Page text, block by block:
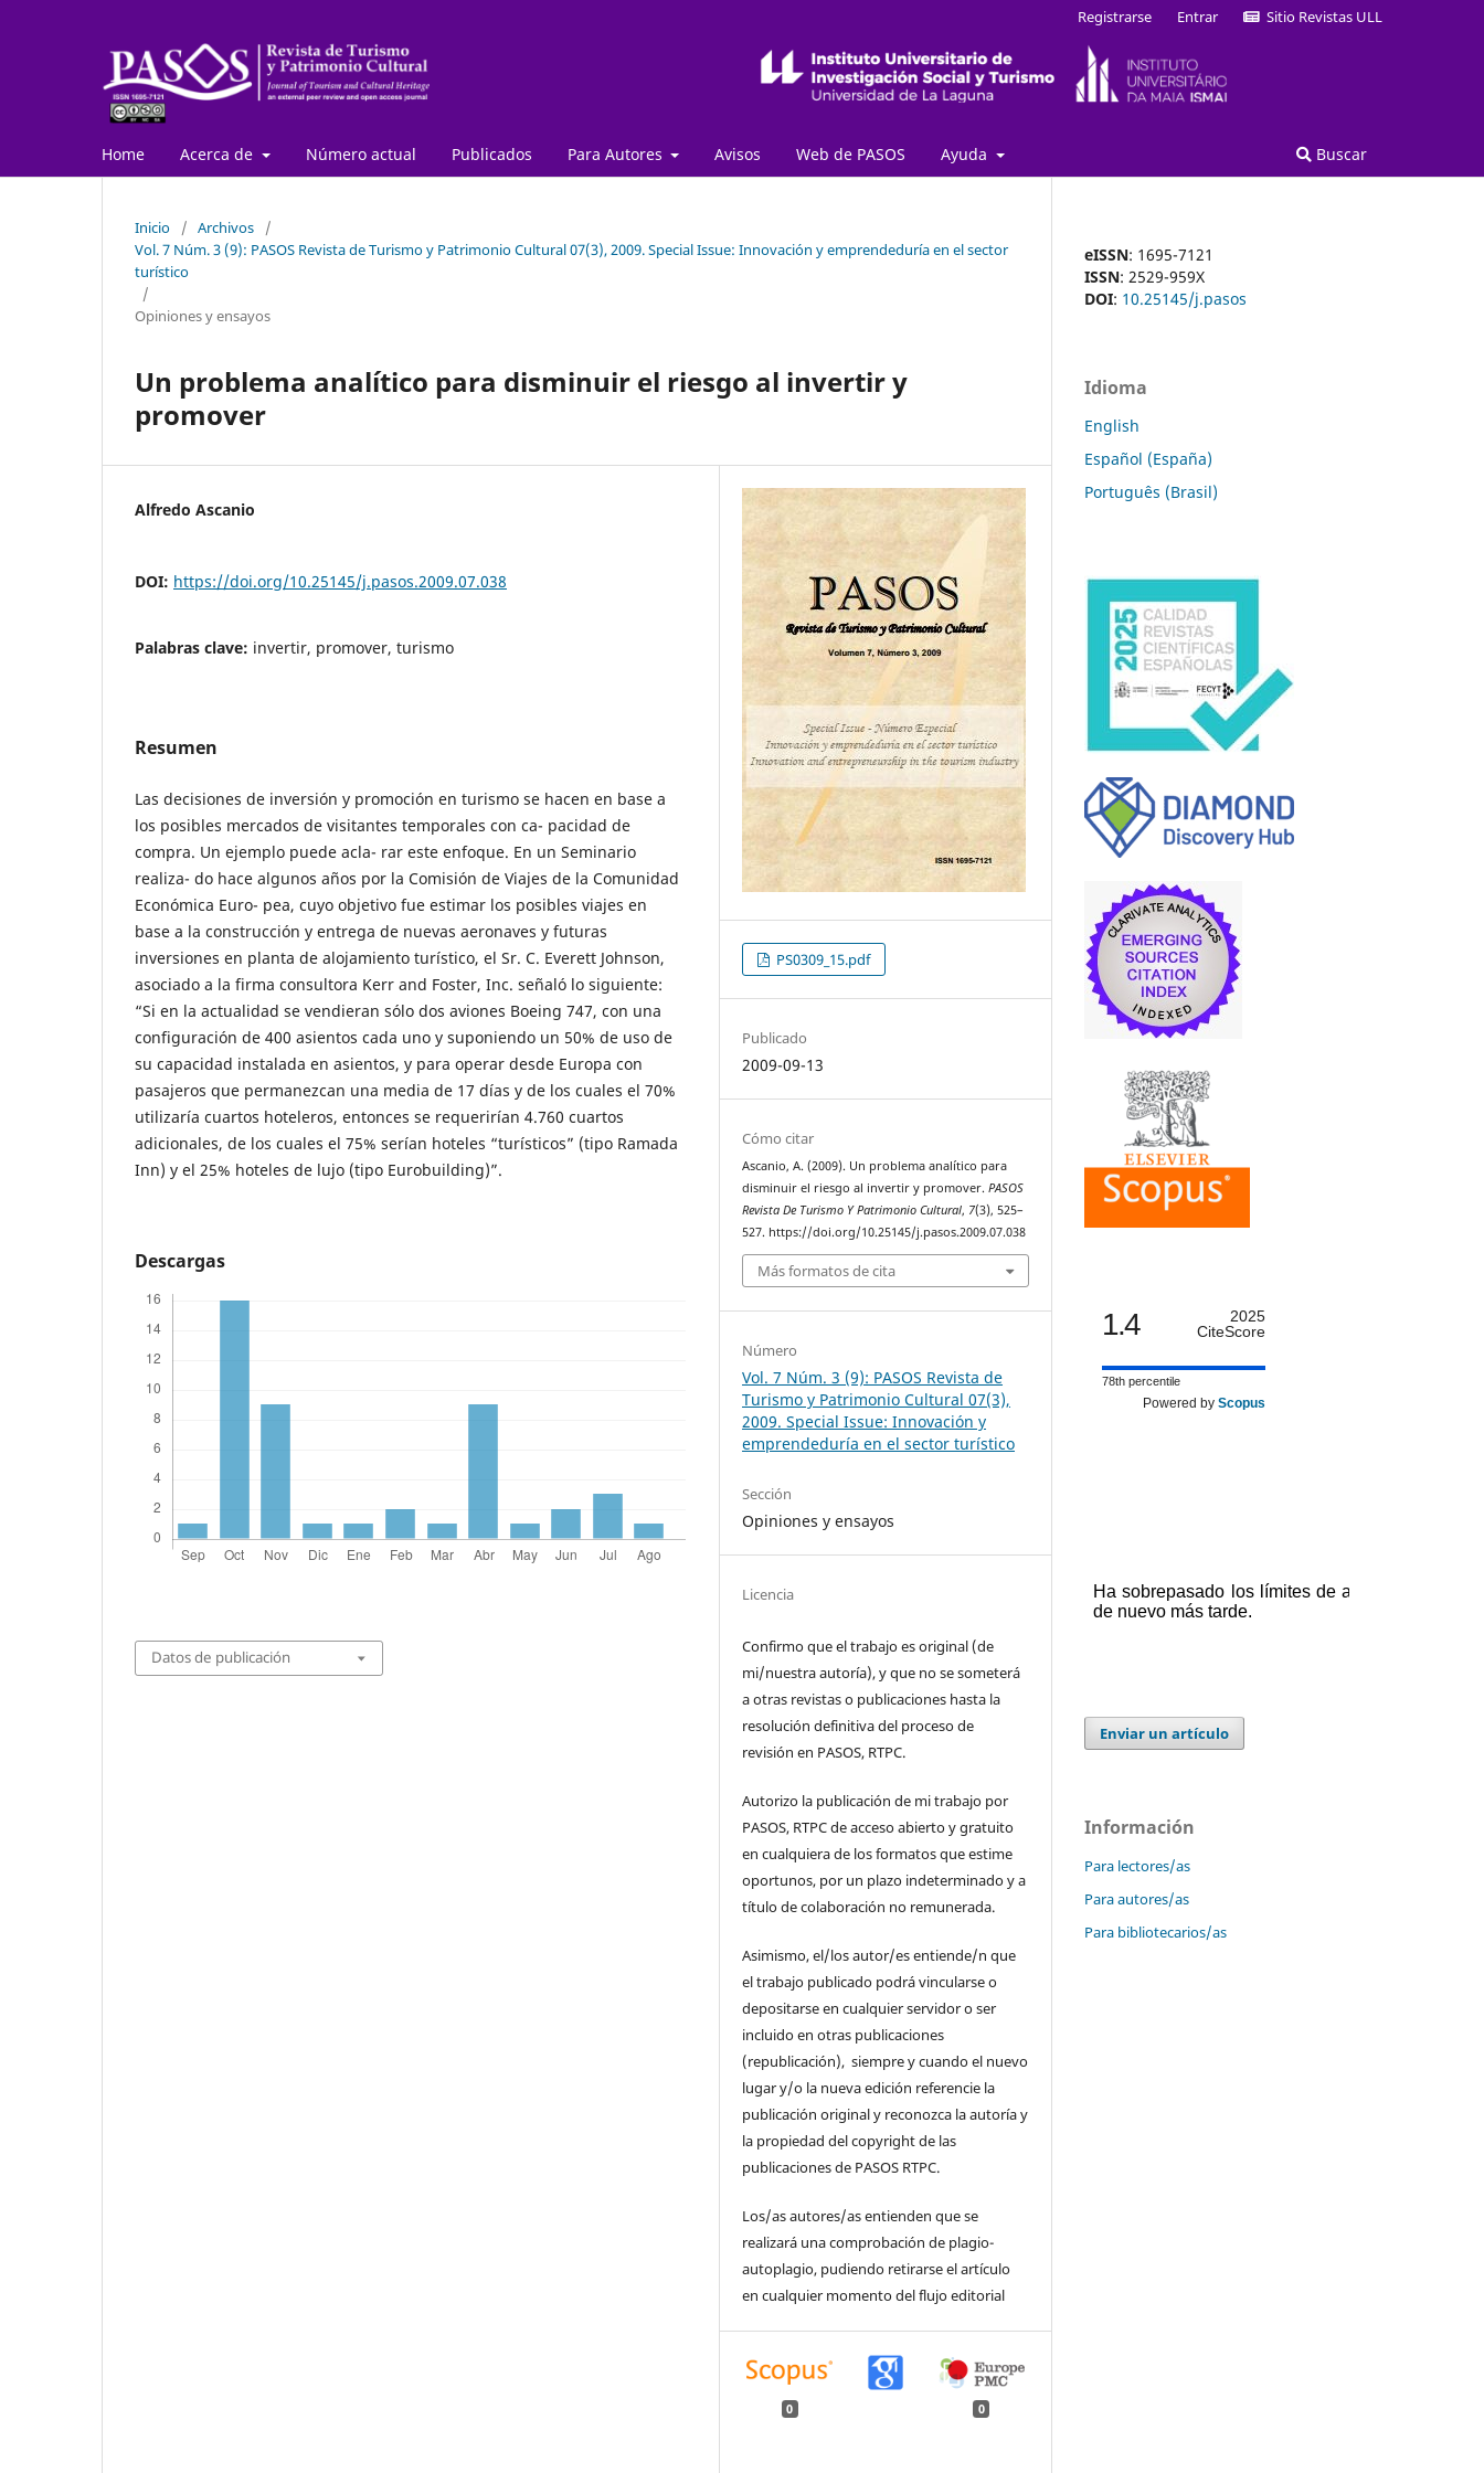
Home Acerca de Número actual Publicados Para Autores Avisos Web de PASOS Ayuda Buscar
Registrarse Entrar Sitio Revistas ULL
Inicio / Archivos
/
Vol. 7 Núm. 3 (9): PASOS Revista de Turismo y Patrimonio Cultural 07(3), 2009. Special Issue: Innovación y emprendeduría en el sector
turístico
/
Opiniones y ensayos
Un problema analítico para disminuir el riesgo al invertir y
promover
Alfredo Ascanio
DOI: https://doi.org/10.25145/j.pasos.2009.07.038
Palabras clave: invertir, promover, turismo
Resumen
Las decisiones de inversión y promoción en turismo se hacen en base a
los posibles mercados de visitantes temporales con ca- pacidad de
compra. Un ejemplo puede acla- rar este enfoque. En un Seminario
realiza- do hace algunos años por la Comisión de Viajes de la Comunidad
Económica Euro- pea, cuyo objetivo fue estimar los posibles viajes en
base a la construcción y entrega de nuevas aeronaves y futuras
inversiones en planta de alojamiento turístico, el Sr. C. Everett Johnson,
asociado a la firma consultora Kerr and Foster, Inc. señaló lo siguiente:
“Si en la actualidad se vendieran sólo dos aviones Boeing 747, con una
configuración de 400 asientos cada uno y suponiendo un 50% de uso de
su capacidad instalada en asientos, y para operar desde Europa con
pasajeros que permanezcan una media de 17 días y de los cuales el 70%
utilizaría cuartos hoteleros, entonces se requerirían 4.760 cuartos
adicionales, de los cuales el 75% serían hoteles “turísticos” (tipo Ramada
Inn) y el 25% hoteles de lujo (tipo Eurobuilding)”.
Descargas
Datos de publicación
PS0309_15.pdf
Publicado
2009-09-13
Cómo citar
Ascanio, A. (2009). Un problema analítico para
disminuir el riesgo al invertir y promover.PASOS
Revista De Turismo Y Patrimonio Cultural, 7(3), 525–
527. https://doi.org/10.25145/j.pasos.2009.07.038
Más formatos de cita
Número
Vol. 7 Núm. 3 (9): PASOS Revista de
Turismo y Patrimonio Cultural 07(3),
2009. Special Issue: Innovación y
emprendeduría en el sector turístico
Sección
Opiniones y ensayos
Licencia
Confirmo que el trabajo es original (de
mi/nuestra autoría), y que no se someterá
a otras revistas o publicaciones hasta la
resolución definitiva del proceso de
revisión en PASOS, RTPC.
Autorizo la publicación de mi trabajo por
PASOS, RTPC de acceso abierto y gratuito
en cualquiera de los formatos que estime
oportunos, por un plazo indeterminado y a
título de colaboración no remunerada.
Asimismo, el/los autor/es entiende/n que
el trabajo publicado podrá vincularse o
depositarse en cualquier servidor o ser
incluido en otras publicaciones
(republicación), siempre y cuando el nuevo
lugar y/o la nueva edición referencie la
publicación original y reconozca la autoría y
la propiedad del copyright de las
publicaciones de PASOS RTPC.
Los/as autores/as entienden que se
realizará una comprobación de plagio-
autoplagio, pudiendo retirarse el artículo
en cualquier momento del flujo editorial
0 0
eISSN: 1695-7121
ISSN: 2529-959X
DOI: 10.25145/j.pasos
Idioma
English
Español (España)
Português (Brasil)
1.4
2025
CiteScore
78th percentile
Powered by Scopus
Enviar un artículo
Información
Para lectores/as
Para autores/as
Para bibliotecarios/as